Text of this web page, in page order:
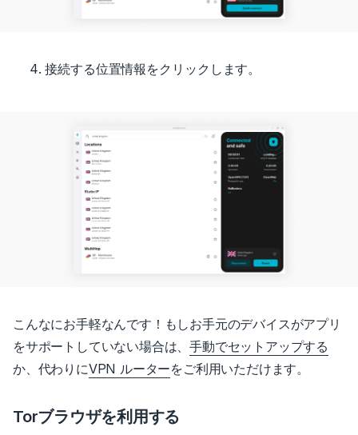
接続する位置情報をクリックします。
こんなにお手軽なんです！ もしお手元のデバイスがアプリ
をサポートしていない場合は、手動でセットアップする
か、代わりにVPN ルーターをご利用いただけます。
Torブラウザを利用する